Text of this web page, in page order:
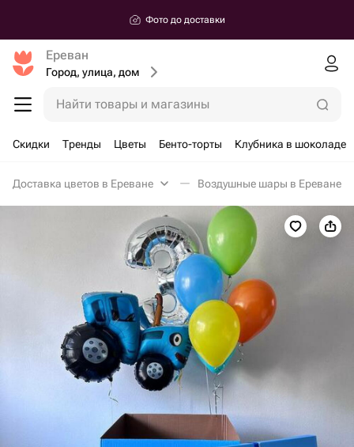
Фото до доставки
Ереван
Город, улица, дом
Найти товары и магазины
Скидки Тренды Цветы Бенто-торты Клубника в шоколаде
Доставка цветов в Ереване Воздушные шары в Ереване